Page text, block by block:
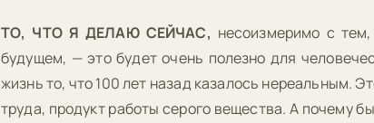
ТО, ЧТО Я ДЕЛАЮ СЕЙЧАС, несоизмеримо с
будущем, — это будет очень полезно для
жизнь то, что 100 лет назад казалось нереальным.
труда, продукт работы серого вещества. А почему